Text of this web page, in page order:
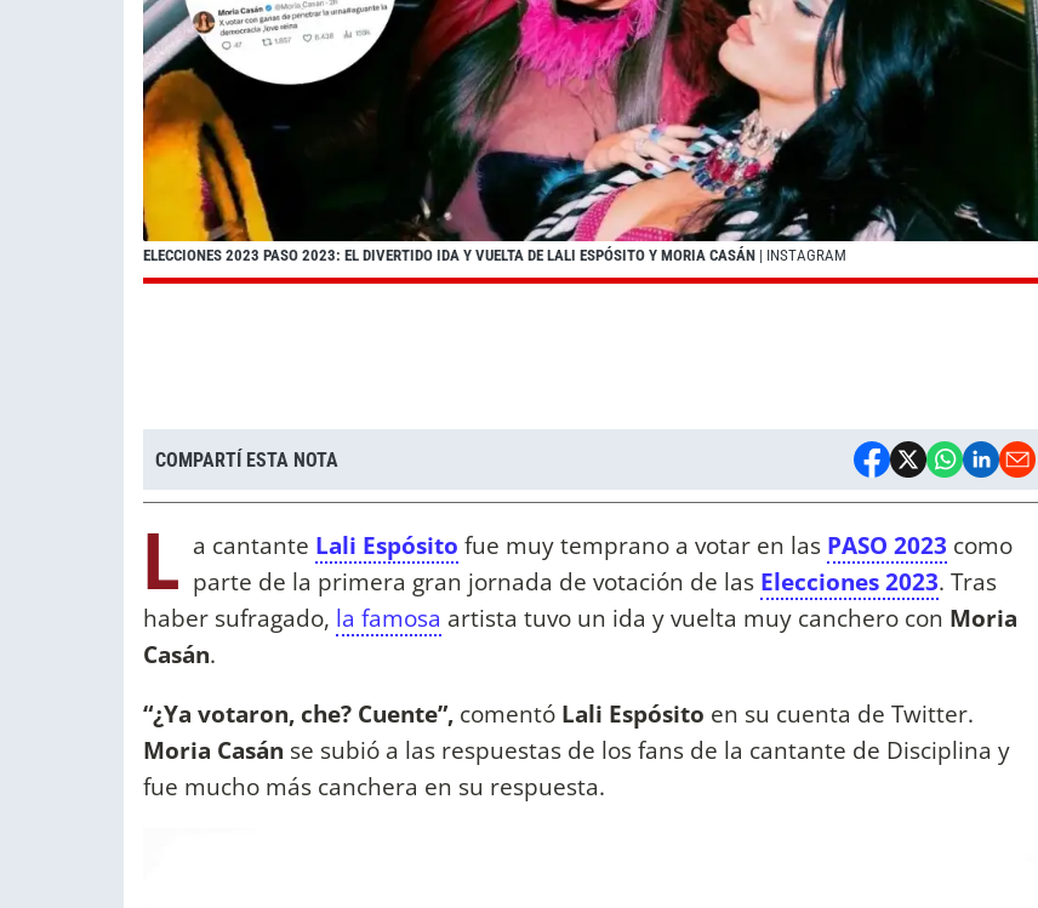
ELECCIONES 2023 PASO 2023: EL DIVERTIDO IDA Y VUELTA DE LALI ESPÓSITO Y MORIA CASÁN | INSTAGRAM
COMPARTÍ ESTA NOTA
L a cantante Lali Espósito fue muy temprano a votar en las PASO 2023 como
parte de la primera gran jornada de votación de las Elecciones 2023. Tras
haber sufragado, la famosa artista tuvo un ida y vuelta muy canchero con Moria
Casán.
“¿Ya votaron, che? Cuente”, comentó Lali Espósito en su cuenta de Twitter.
Moria Casán se subió a las respuestas de los fans de la cantante de Disciplina y
fue mucho más canchera en su respuesta.